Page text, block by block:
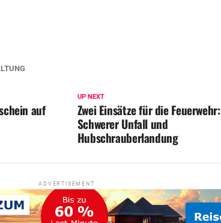
UP NEXT
Zwei Einsätze für die Feuerwehr:
Schwerer Unfall und
Hubschrauberlandung
auf
ADVERTISEMENT